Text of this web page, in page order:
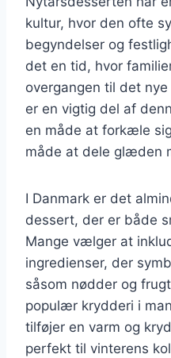
kultur, hvor den ofte
begyndelser og
det en tid, hvor
overgangen til det
er en vigtig del af
en måde at forkæle
måde at dele glæden
I Danmark er det
dessert, der er både
Mange vælger at
ingredienser, der
såsom nødder og
populær krydderi i
tilføjer en varm og
perfekt til vinterens